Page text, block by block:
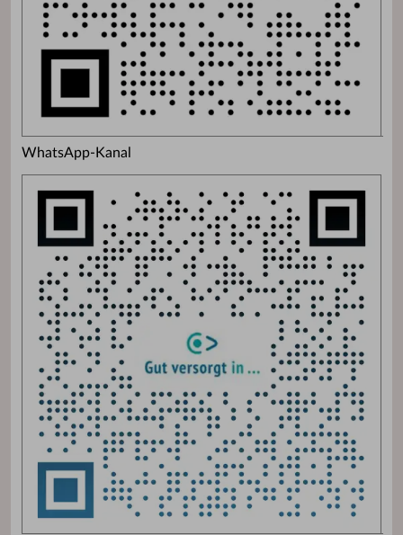
WhatsApp-Kanal